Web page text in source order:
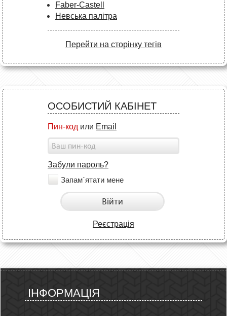
Faber-Castell
Невська палітра
Перейти на сторінку тегів
ОСОБИСТИЙ КАБІНЕТ
Пин-код или Email
Забули пароль?
Запам`ятати мене
Війти
Реєстрація
ІНФОРМАЦІЯ